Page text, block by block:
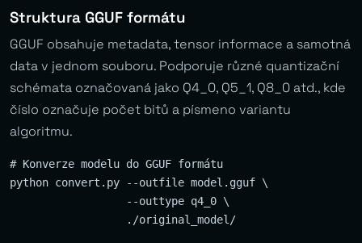
Struktura GGUF formátu
GGUF obsahuje metadata, tensor informace a samotná
data v jednom souboru. Podporuje různé quantizační
schémata označovaná jako Q4_0, Q5_1, Q8_0 atd., kde
číslo označuje počet bitů a písmeno variantu
algoritmu.
# Konverze modelu do GGUF formátu
python convert.py --outfile model.gguf \
                  --outtype q4_0 \
                  ./original_model/